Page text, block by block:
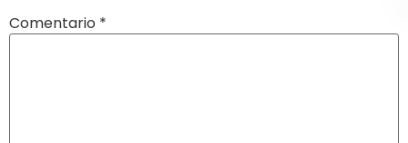
Comentario *